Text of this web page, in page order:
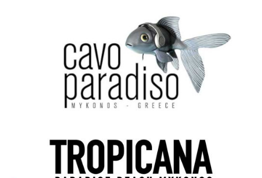
Σεβασμιώτατος Δωρόθεος Β’
Cost Of Living Crisis